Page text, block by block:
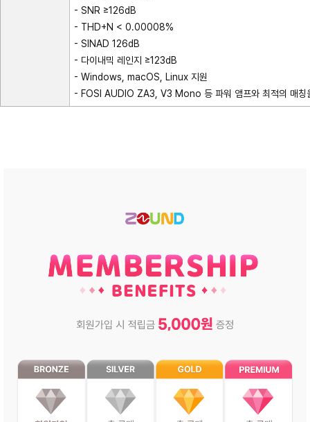
- SNR ≥126dB
- THD+N < 0.00008%
- SINAD 126dB
- 다이내믹 레인지 ≥123dB
- Windows, macOS, Linux 지원
- FOSI AUDIO ZA3, V3 Mono 등 파워 앰프와 최적의 매칭